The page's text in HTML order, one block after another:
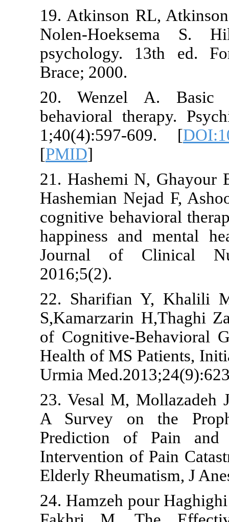
19.
Nolen-
20.
behavioral
21.
Hashemian
cognitive
happiness
Journal of
22. Sharifian
of Cognitive-
Health of MS
Urmia
23. Vesal
A Survey
Prediction
Intervention
Elderly
24. Hamzeh